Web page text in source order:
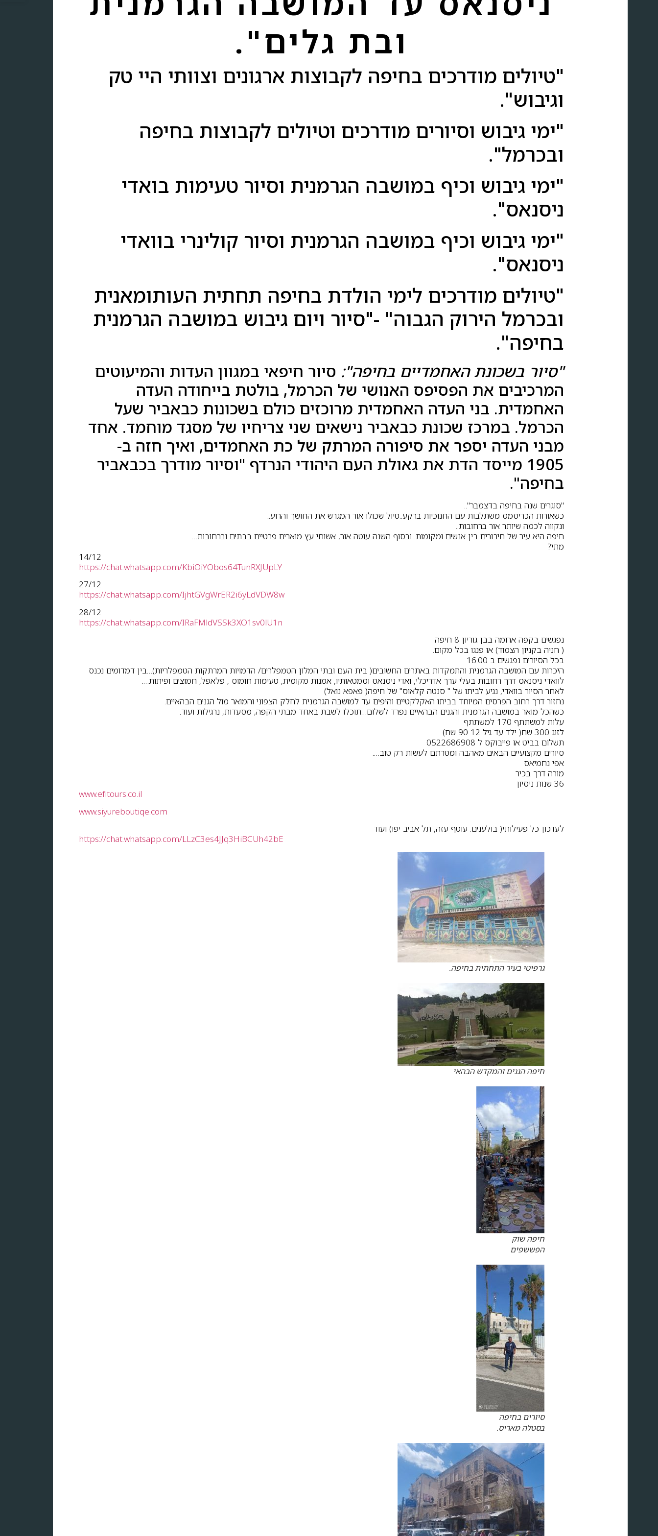
ובת גלים".
"טיולים מודרכים בחיפה לקבוצות ארגונים וצוותי היי טק
וגיבוש".
"ימי גיבוש וסיורים מודרכים וטיולים לקבוצות בחיפה
ובכרמל".
"ימי גיבוש וכיף במושבה הגרמנית וסיור טעימות בואדי
ניסנאס".
"ימי גיבוש וכיף במושבה הגרמנית וסיור קולינרי בוואדי
ניסנאס".
"טיולים מודרכים לימי הולדת בחיפה תחתית העותומאנית
ובכרמל הירוק הגבוה" -"סיור ויום גיבוש במושבה הגרמנית
בחיפה".
"סיור בשכונת האחמדיים בחיפה": סיור חיפאי במגוון העדות והמיעוטים
המרכיבים את הפסיפס האנושי של הכרמל, בולטת בייחודה העדה
האחמדית. בני העדה האחמדית מרוכזים כולם בשכונות כבאביר שעל
הכרמל. במרכז שכונת כבאביר נישאים שני צריחיו של מסגד מוחמד. אחד
מבני העדה יספר את סיפורה המרתק של כת האחמדים, ואיך חזה ב-
1905 מייסד הדת את גאולת העם היהודי הנרדף "וסיור מודרך בכבאביר
בחיפה".
"סוגרים שנה בחיפה בדצמבר"..
כשאורות הכריסמס משתלבות עם החנוכיות ברקע..טיול שכולו אור המגרש את החושך והרוע..
ונקווה לכמה שיותר אור ברחובות..
חיפה היא עיר של חיבורים בין אנשים ומקומות. ובסוף השנה עוטה אור, אשוחי עץ מוארים פרטיים בבתים וברחובות…
מתי?
14/12
https://chat.whatsapp.com/KbiOiYObos64TunRXJUpLY
27/12
https://chat.whatsapp.com/IjhtGVgWrER2i6yLdVDW8w
28/12
https://chat.whatsapp.com/IRaFMldVSSk3XO1sv0lU1n
נפגשים בקפה ארומה בבן גוריון 8 חיפה
( חניה בקניון הצמוד) או פנגו בכל מקום.
בכל הסיורים נפגשים ב 16:00
היכרות עם המושבה הגרמנית והתמקדות באתרים החשובים( בית העם ובתי המלון הטמפלרים/ הדמויות המרתקות הטמפלריות)…בין דמדומים נכנס
לוואדי ניסנאס דרך רחובות בעלי ערך אדריכלי, ואדי ניסנאס וסמטאותיו, אמנות מקומית, טעימות חומוס , פלאפל, חמוצים ופיתות….
לאחר הסיור בוואדי, נגיע לביתו של " סנטה קלאוס" של חיפה( פאפא נואל)
נחזור דרך רחוב הפרסים המיוחד בביתו האקלקטיים והיפים עד למושבה הגרמנית לחלק הצפוני והמואר מול הגנים הבהאיים.
כשהכל מואר במושבה הגרמנית והגנים הבהאיים נפרד לשלום…תוכלו לשבת באחד מבתי הקפה, מסעדות, נרגילות ועוד.
עלות למשתתף 170 למשתתף
לזוג 300 שח( ילד עד גיל 12 90 שח)
תשלום בביט או פייבוקס ל 0522686908
סיורים מקצועיים הבאים מאהבה ומטרתם לעשות רק טוב….
אפי נחמיאס
מורה דרך בכיר
36 שנות ניסיון
www.efitours.co.il
www.siyureboutiqe.com
לעדכון כל פעילותי( בולענים. עוטף עזה, תל אביב יפו) ועוד
https://chat.whatsapp.com/LLzC3es4JJq3HiBCUh42bE
גרפיטי בעיר התחתית בחיפה.
חיפה הגנים והמקדש הבהאי
חיפה שוק
הפששפים
סיורים בחיפה
בסטלה מאריס.